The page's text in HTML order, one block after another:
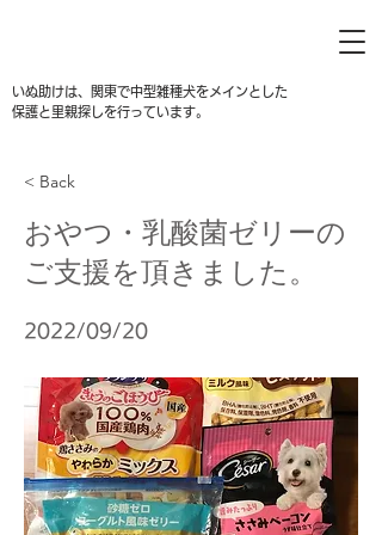
いぬ助けは、関東で中型雑種犬をメインとした
保護と里親探しを行っています。
< Back
おやつ・乳酸菌ゼリーの
ご支援を頂きました。
2022/09/20